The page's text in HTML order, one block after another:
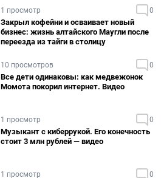
1 просмотр 0
Закрыл кофейни и осваивает новый
бизнес: жизнь алтайского Маугли после
переезда из тайги в столицу
10 просмотров 0
Все дети одинаковы: как медвежонок
Момота покорил интернет. Видео
1 просмотр 0
Музыкант с киберрукой. Его конечность
стоит 3 млн рублей — видео
1 просмотр 0